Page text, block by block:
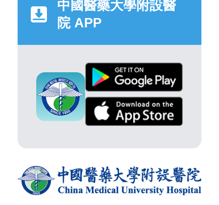
中國醫藥大學附設醫
院 APP